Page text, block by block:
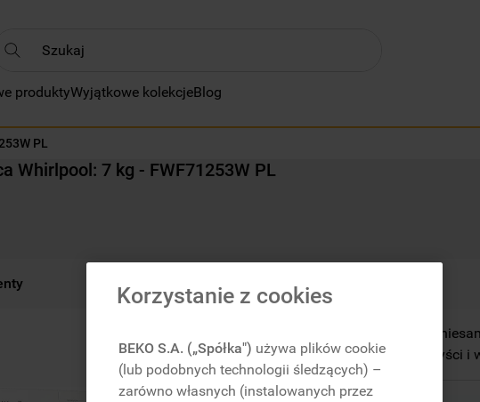
produktyWyjątkowe kolekcjeBlog
PL
Whirlpool: 7 kg - FWF71253W PL
Odblokuj wszystkie
Odkryj funkcje, korzyści i
Korzystanie z cookies
BEKO S.A. („Spółka") używa plików cookie
(lub podobnych technologii śledzących) –
zarówno własnych (instalowanych przez
NAJCZĘŚCIEJ SZUKANE
2.
3. zmywarka
lodówka do zabudowy